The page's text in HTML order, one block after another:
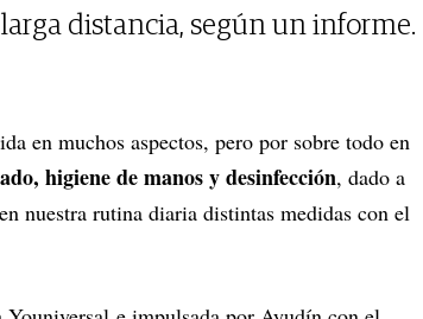
distancia, según un informe.
en muchos aspectos, pero por sobre todo en
higiene de manos y desinfección, dado a
nuestra rutina diaria distintas medidas con el